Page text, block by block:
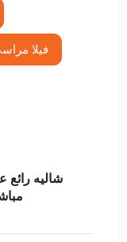
فيلا
شاليه رائع
مباشرة : 3